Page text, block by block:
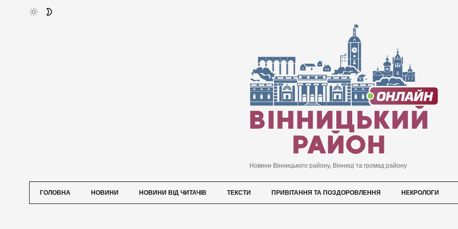
Новини Вінницького району, Вінниці та громад району
ГОЛОВНА НОВИНИ НОВИНИ ВІД ЧИТАЧІВ ТЕКСТИ ПРИВІТАННЯ ТА ПОЗДОРОВЛЕННЯ НЕКРОЛОГИ